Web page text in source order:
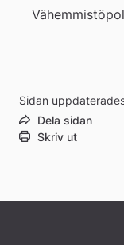
Sidan
Dela sidan
Skriv ut